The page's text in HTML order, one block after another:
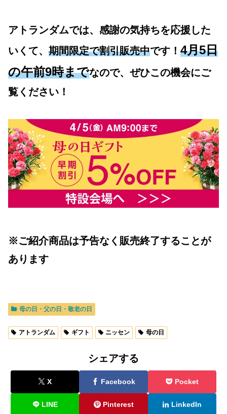
アトランダムでは、感謝の気持ちを応援した
いくて、 期間限定で割引販売中です！ 4月5日
の午前9時までなので、ぜひこの機会にご
覧ください！
※ご紹介商品は予告なく販売終了することが
あります
母の日・父の日・敬老の日
アトランダム ギフト ニッセン 母の日
シェアする
X Facebook Pocket
LINE Pinterest LinkedIn